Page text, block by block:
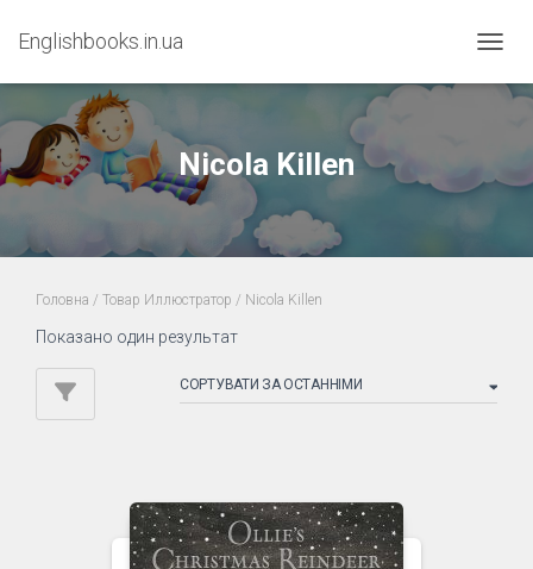
Englishbooks.in.ua
Nicola Killen
Головна / Товар Иллюстратор / Nicola Killen
Показано один результат